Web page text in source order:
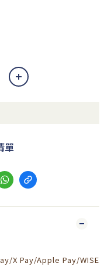
單
X Pay/Apple Pay/WISE